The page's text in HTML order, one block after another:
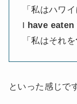
「私はハワイ
I have eaten
「私はそれを
といった感じで